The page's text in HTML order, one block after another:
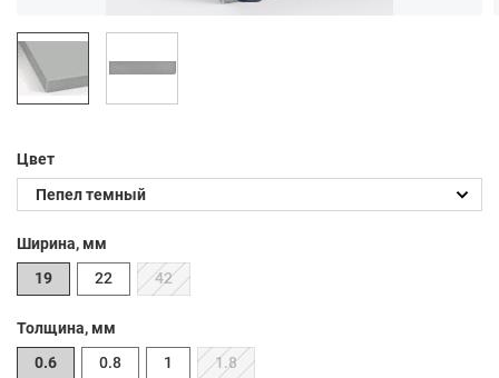
Цвет
Ширина, мм
19
22 42
Толщина, мм
0.6
0.8 1 1.8